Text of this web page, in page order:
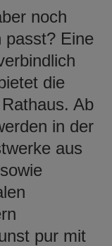
noch
passt? Eine
die
Ab
in der
aus
pur mit